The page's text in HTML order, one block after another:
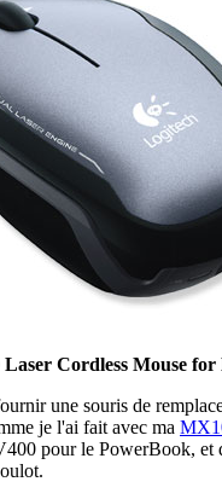
Cordless Mouse for
une souris de
je l'ai fait avec ma
pour le PowerBook, et